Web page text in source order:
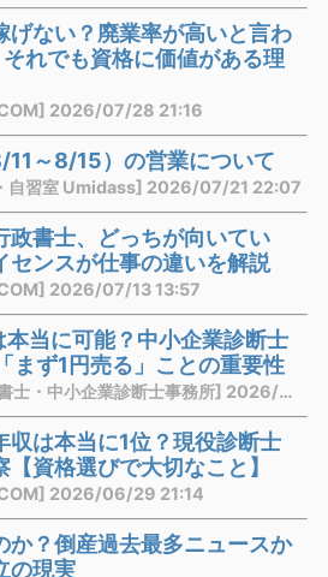
げない？廃業率が高いと言わ
れでも資格に価値がある理
2026/07/28 21:16
～8/15）の営業について
自習室 Umidass] 2026/07/21 22:07
政書士、どっちが向いてい
センスが仕事の違いを解説
2026/07/13 13:57
本当に可能？中小企業診断士
まず1円売る」ことの重要性
[HATA行政書士・中小企業診断士事務所] 2026/07/03 21:10
収は本当に1位？現役診断士
資格選びで大切なこと】
2026/06/29 21:14
か？倒産過去最多ニュースか
の現実